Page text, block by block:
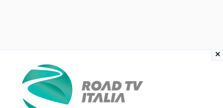
×